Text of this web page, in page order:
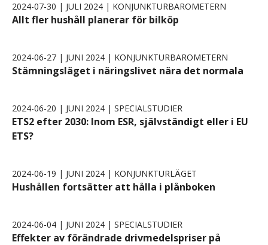
2024-07-30 | JULI 2024 | KONJUNKTURBAROMETERN
Allt fler hushåll planerar för bilköp
2024-06-27 | JUNI 2024 | KONJUNKTURBAROMETERN
Stämningsläget i näringslivet nära det normala
2024-06-20 | JUNI 2024 | SPECIALSTUDIER
ETS2 efter 2030: Inom ESR, självständigt eller i EU
ETS?
2024-06-19 | JUNI 2024 | KONJUNKTURLÄGET
Hushållen fortsätter att hålla i plånboken
2024-06-04 | JUNI 2024 | SPECIALSTUDIER
Effekter av förändrade drivmedelspriser på